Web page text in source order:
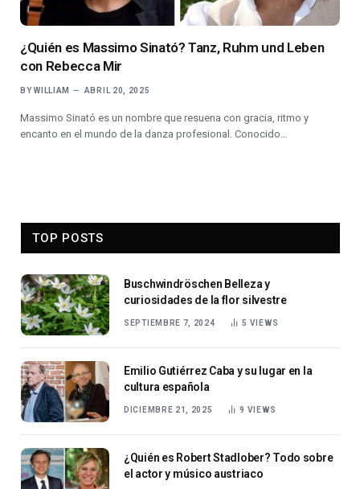
¿Quién es Massimo Sinató? Tanz, Ruhm und Leben
con Rebecca Mir
BY WILLIAM ABRIL 20, 2025
Massimo Sinató es un nombre que resuena con gracia, ritmo y
encanto en el mundo de la danza profesional. Conocido…
TOP POSTS
Buschwindröschen Belleza y
curiosidades de la flor silvestre
SEPTIEMBRE 7, 2024 5 VIEWS
Emilio Gutiérrez Caba y su lugar en la
cultura española
DICIEMBRE 21, 2025 9 VIEWS
¿Quién es Robert Stadlober? Todo sobre
el actor y músico austriaco